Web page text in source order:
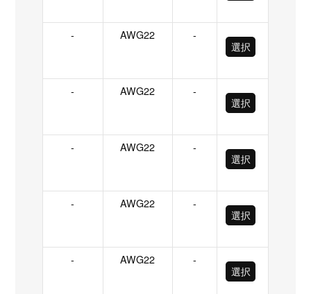
- AWG22
-
選択
- AWG22
-
選択
- AWG22
-
選択
- AWG22
-
選択
- AWG22
-
選択